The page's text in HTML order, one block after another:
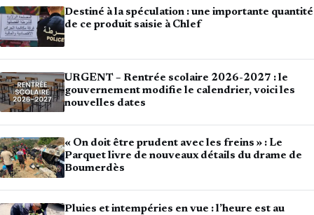
Destiné à la spéculation : une importante quantité
de ce produit saisie à Chlef
URGENT – Rentrée scolaire 2026-2027 : le
gouvernement modifie le calendrier, voici les
nouvelles dates
« On doit être prudent avec les freins » : Le
Parquet livre de nouveaux détails du drame de
Boumerdès
Pluies et intempéries en vue : l’heure est au